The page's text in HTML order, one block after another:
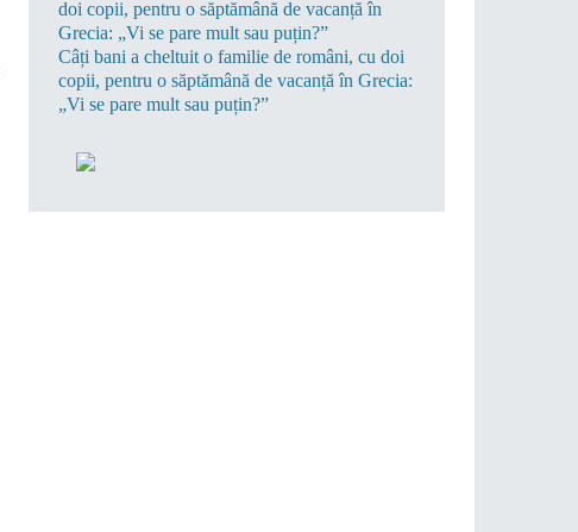
Câți bani a cheltuit o familie de români, cu doi
copii, pentru o săptămână de vacanță în Grecia:
„Vi se pare mult sau puțin?”